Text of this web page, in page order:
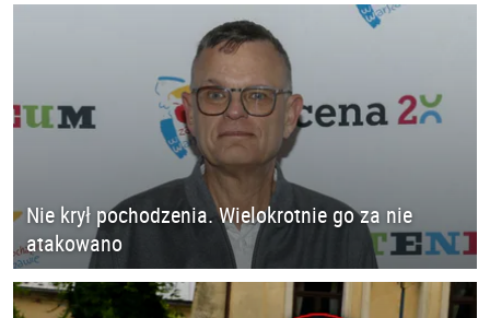
Nie krył pochodzenia. Wielokrotnie go za nie
atakowano